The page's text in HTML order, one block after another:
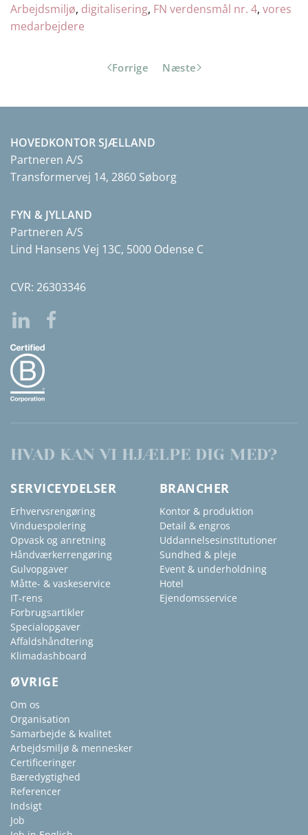
Arbejdsmiljø, digitalisering, FN verdensmål nr. 4, vores
medarbejdere
Forrige Næste
HOVEDKONTOR SJÆLLAND
Partneren A/S
Transformervej 14, 2860 Søborg
FYN & JYLLAND
Partneren A/S
Lind Hansens Vej 13C, 5000 Odense C
CVR: 26303346
HVAD KAN VI HJÆLPE DIG MED?
SERVICEYDELSER
Erhvervsrengøring
Vinduespolering
Opvask og anretning
Håndværkerrengøring
Gulvopgaver
Måtte- & vaskeservice
IT-rens
Forbrugsartikler
Specialopgaver
Affaldshåndtering
Klimadashboard
BRANCHER
Kontor & produktion
Detail & engros
Uddannelsesinstitutioner
Sundhed & pleje
Event & underholdning
Hotel
Ejendomsservice
ØVRIGE
Om os
Organisation
Samarbejde & kvalitet
Arbejdsmiljø & mennesker
Certificeringer
Bæredygtighed
Referencer
Indsigt
Job